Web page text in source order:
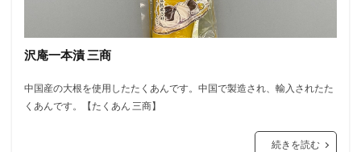
沢庵一本漬 三商
中国産の大根を使用したたくあんです。中国で製造され、輸入されたた
くあんです。【たくあん 三商】
続きを読む